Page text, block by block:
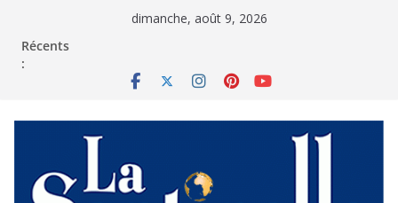
dimanche, août 9, 2026
Récents
: